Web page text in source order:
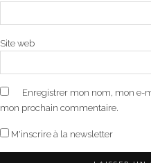
Site web
Enregistrer mon nom, mon e-
mon prochain commentaire.
M'inscrire à la newsletter